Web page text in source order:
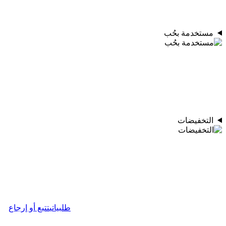
مستخدمة بحُب
التخفيضات
طلبياتيتتبع أو إرجاع